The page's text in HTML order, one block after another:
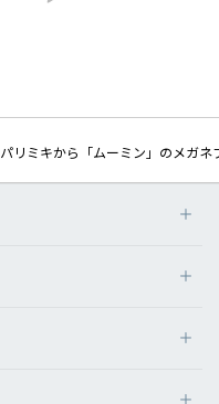
パリミキから「ムーミン」のメガ